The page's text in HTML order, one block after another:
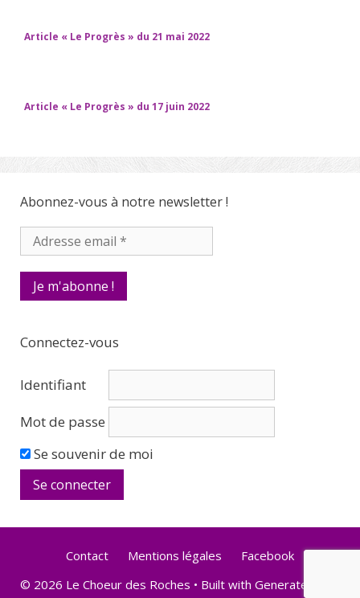
Article « Le Progrès » du 21 mai 2022
Article « Le Progrès » du 17 juin 2022
Abonnez-vous à notre newsletter !
Connectez-vous
Identifiant
Mot de passe
Se souvenir de moi
Contact Mentions légales
Facebook
© 2026 Le Choeur des Roches • Built with GeneratePress